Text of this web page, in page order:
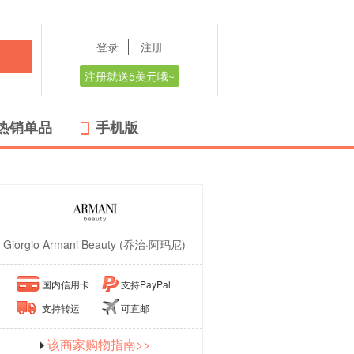
登录
注册
注册就送5美元哦~
销单品 手机版
Giorgio Armani Beauty (乔治·阿玛尼)
国内信用卡
支持PayPal
支持转运
可直邮
该商家购物指南>>